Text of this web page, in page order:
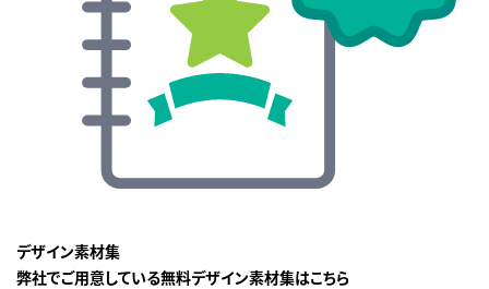
デザイン素材集
弊社でご用意している無料デザイン素材集はこちら